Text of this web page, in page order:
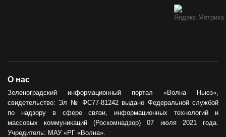
О нас
Зеленоградский информационный портал «Волна Ньюз»,
свидетельство: Эл № ФС77-81242 выдано Федеральной службой
по надзору в сфере связи, информационных технологий и
массовых коммуникаций (Роскомнадзор) 07 июля 2021 года.
Учредитель: МАУ «РГ «Волна».